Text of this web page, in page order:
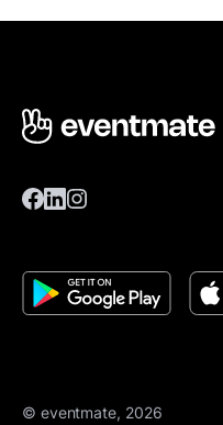
© eventmate, 2026